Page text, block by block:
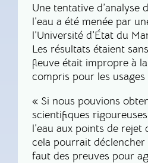
Une tentative d’analyse
l’eau a été menée par
l’Université d’État du
Les résultats étaient
fleuve était impropre à
compris pour les usages
« Si nous pouvions
scientifiques
l’eau aux points de rejet
cela pourrait
faut des preuves pour